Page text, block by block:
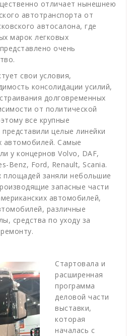
отличает нынешнею
автотранспорта от
автосалона, где
марок легковых
очень
свои условия,
консолидации усилий,
долговременных
от политической
все крупные
целые линейки
автомобилей. Самые
у концернов Volvo, DAF,
Benz, Ford, Renault, Scania.
заняли небольшие
запасные части
автомобилей,
различные
средства по уходу за
Стартовала и
расширенная
программа
деловой части
выставки,
которая
началась с